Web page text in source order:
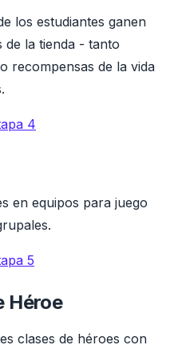
los estudiantes ganen
la tienda - tanto
recompensas de la vida
4
en equipos para juego
5
Héroe
clases de héroes con